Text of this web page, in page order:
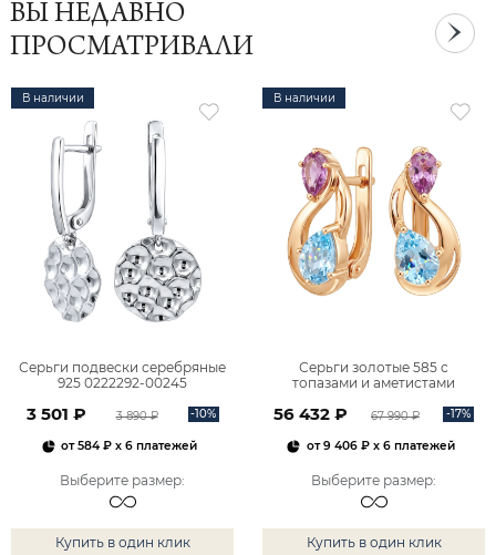
ВЫ НЕДАВНО
ПРОСМАТРИВАЛИ
В наличии
Серьги подвески серебряные
925 0222292-00245
3 501 ₽ 3 890 ₽ -10%
от584 ₽ x 6 платежей
Выберите размер:
Купить в один клик
В наличии
Серьги золотые 585 с
топазами и аметистами
56 432 ₽ 67 990 ₽ -17%
от9 406 ₽x 6 платежей
Выберите размер:
Купить в один клик